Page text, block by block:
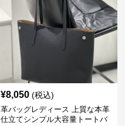
¥8,050 (税込)
革バッグレディース 上質な本革
仕立てシンプル大容量トートバ